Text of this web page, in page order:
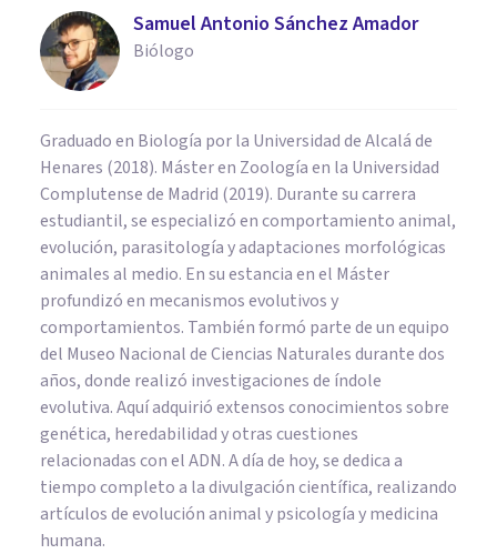
Samuel Antonio Sánchez Amador
Biólogo
Graduado en Biología por la Universidad de Alcalá de
Henares (2018). Máster en Zoología en la Universidad
Complutense de Madrid (2019). Durante su carrera
estudiantil, se especializó en comportamiento animal,
evolución, parasitología y adaptaciones morfológicas
animales al medio. En su estancia en el Máster
profundizó en mecanismos evolutivos y
comportamientos. También formó parte de un equipo
del Museo Nacional de Ciencias Naturales durante dos
años, donde realizó investigaciones de índole
evolutiva. Aquí adquirió extensos conocimientos sobre
genética, heredabilidad y otras cuestiones
relacionadas con el ADN. A día de hoy, se dedica a
tiempo completo a la divulgación científica, realizando
artículos de evolución animal y psicología y medicina
humana.